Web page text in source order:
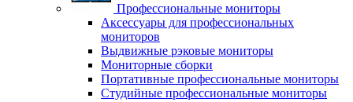
Профессиональные мониторы
Аксессуары для профессиональных
мониторов
Выдвижные рэковые мониторы
Мониторные сборки
Портативные профессиональные мониторы
Студийные профессиональные мониторы